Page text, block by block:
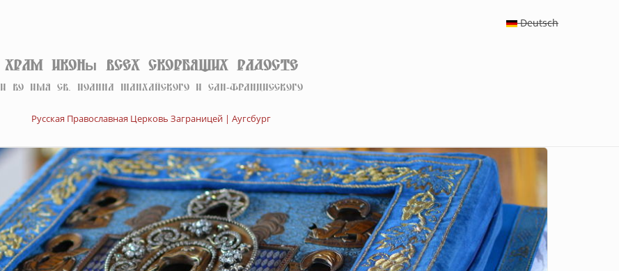
Deutsch
Храм иконы Всех скорбящих Радосте
И во имя св. Иоанна Шанхайского и Сан-Францисского
Русская Православная Церковь Заграницей | Аугсбург